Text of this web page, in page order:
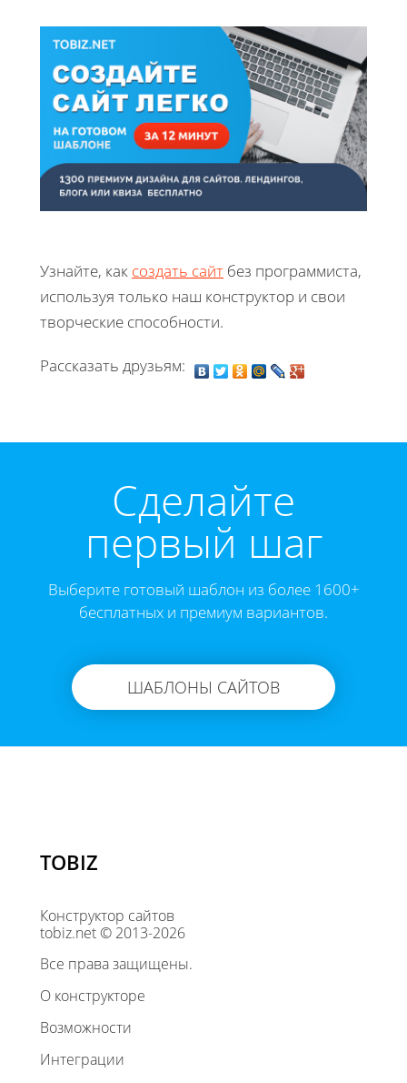
Узнайте, как создать сайт без программиста,
используя только наш конструктор и свои
творческие способности.
Рассказать друзьям:
Cделайте
первый шаг
Выберите готовый шаблон из более 1600+
бесплатных и премиум вариантов.
ШАБЛОНЫ САЙТОВ
TOBIZ
Конструктор сайтов
tobiz.net © 2013-2026
Все права защищены.
О конструкторе
Возможности
Интеграции